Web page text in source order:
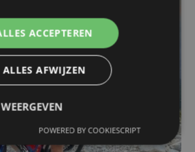
ACCEPTEREN
ALLES AFWIJZEN
POWERED BY COOKIESCRIPT